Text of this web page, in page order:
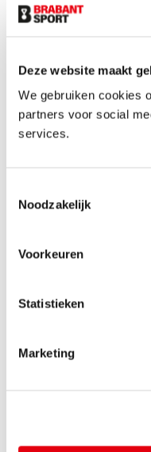
Deze website maakt
We gebruiken cookies
partners voor social
services.
Noodzakelijk
Voorkeuren
Statistieken
Marketing